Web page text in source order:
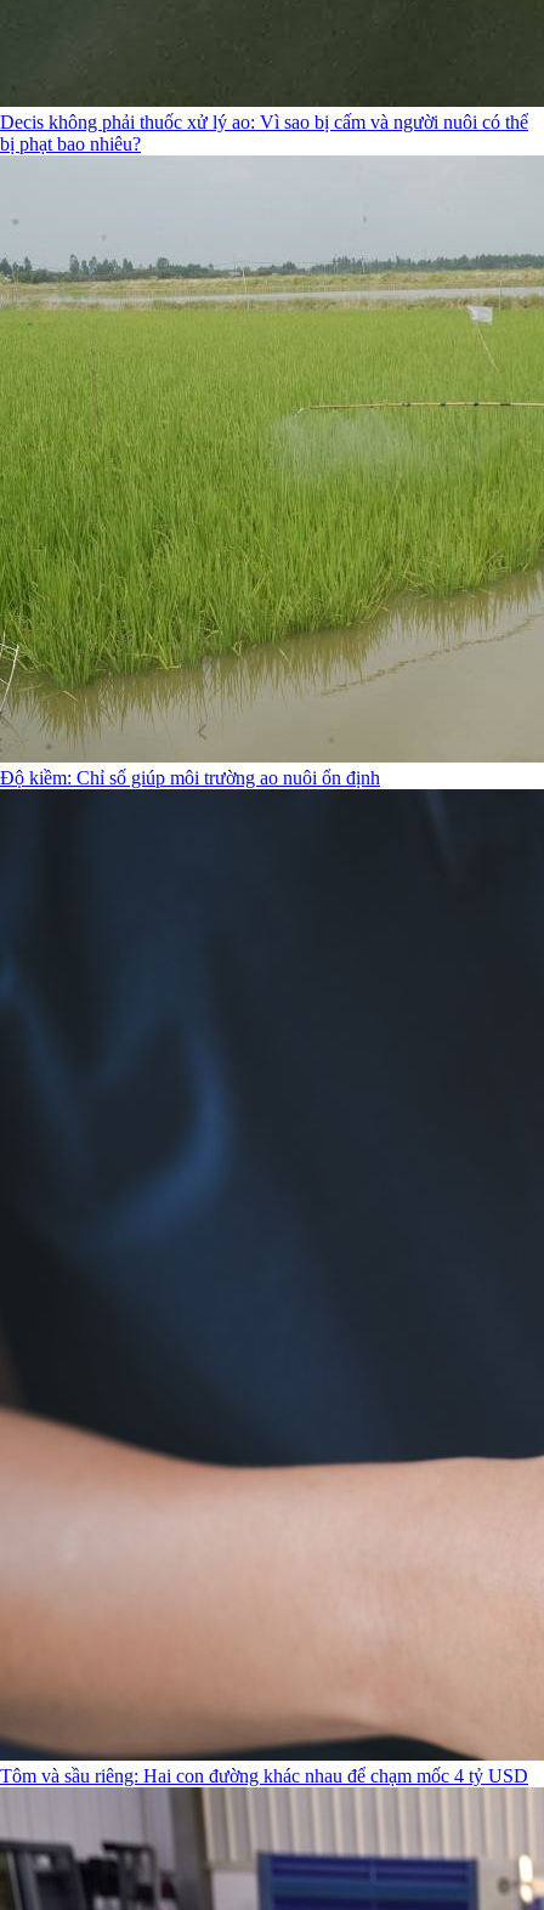
Decis không phải thuốc xử lý ao: Vì sao bị cấm và người nuôi có thể
bị phạt bao nhiêu?
Độ kiềm: Chỉ số giúp môi trường ao nuôi ổn định
Tôm và sầu riêng: Hai con đường khác nhau để chạm mốc 4 tỷ USD